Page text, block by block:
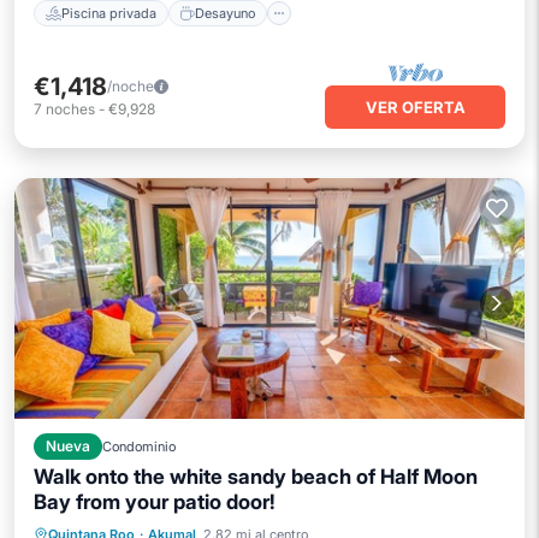
Piscina privada Desayuno
€1,418/noche
7 noches - €9,928 VER OFERTA
Nueva Condominio
Walk onto the white sandy beach of Half Moon
Bay from your patio door!
Quintana Roo · Akumal 2.82 mi al centro
Frente al mar Aparcamiento